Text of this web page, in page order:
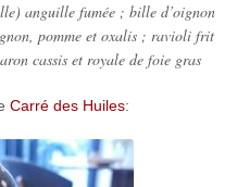
anguille fumée ; bille d’oignon
pomme et oxalis ; ravioli frit
cassis et royale de foie gras
Carré des Huiles: